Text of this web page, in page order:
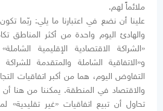
ملائماً لهم.
علينا أن نضع في اعتبارنا ما يلي: ربّما
والهادئ اليوم واحدة من أكثر المناطق
«الشراكة الاقتصادية الإقليمية
و«الاتفاقية الشاملة والمتقدمة
التفاوض اليوم، هما من أكبر اتفاقيات
والاقتصاد في المنطقة. يمكننا من هنا أن
تحاول أن تبيع اتفاقيات «غير تقليدية»